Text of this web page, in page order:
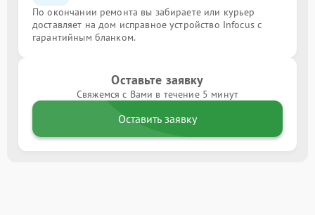
По окончании ремонта вы забираете или курьер
доставляет на дом исправное устройство Infocus с
гарантийным бланком.
Оставьте заявку
Свяжемся с Вами в течение 5 минут
Оставить заявку